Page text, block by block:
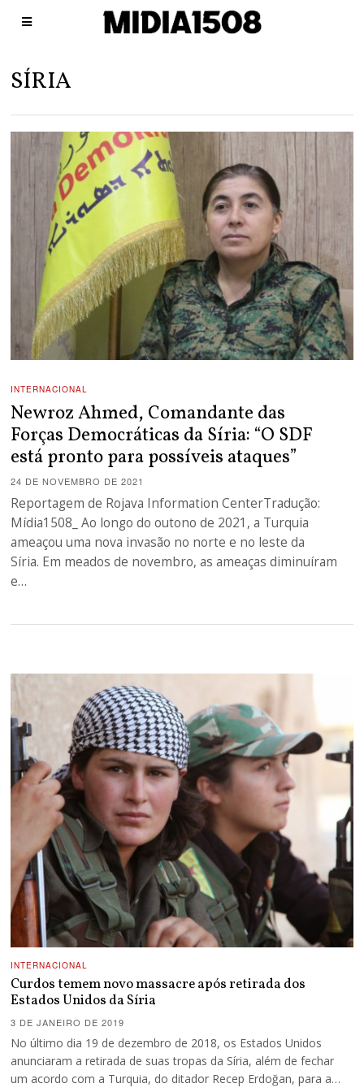
SÍRIA
INTERNACIONAL
Newroz Ahmed, Comandante das
Forças Democráticas da Síria: “O SDF
está pronto para possíveis ataques”
24 DE NOVEMBRO DE 2021
Reportagem de Rojava Information CenterTradução:
Mídia1508_ Ao longo do outono de 2021, a Turquia
ameaçou uma nova invasão no norte e no leste da
Síria. Em meados de novembro, as ameaças diminuíram
e…
INTERNACIONAL
Curdos temem novo massacre após retirada dos
Estados Unidos da Síria
3 DE JANEIRO DE 2019
No último dia 19 de dezembro de 2018, os Estados Unidos
anunciaram a retirada de suas tropas da Síria, além de fechar
um acordo com a Turquia, do ditador Recep Erdoğan, para a…